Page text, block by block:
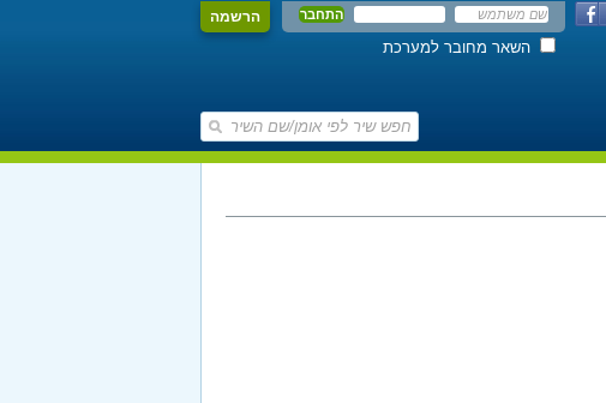
הרשמה
השאר מחובר למערכת